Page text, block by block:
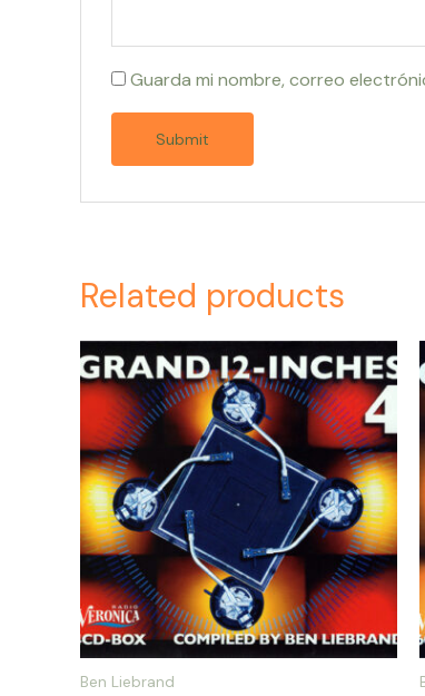
Guarda mi nombre, correo
Related products
Ben Liebrand